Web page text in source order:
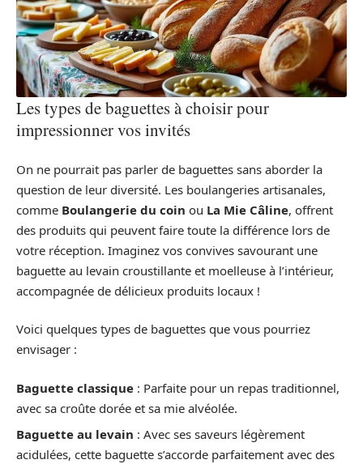
Les types de baguettes à choisir pour
impressionner vos invités
On ne pourrait pas parler de baguettes sans aborder la
question de leur diversité. Les boulangeries artisanales,
comme Boulangerie du coin ou La Mie Câline, offrent
des produits qui peuvent faire toute la différence lors de
votre réception. Imaginez vos convives savourant une
baguette au levain croustillante et moelleuse à l’intérieur,
accompagnée de délicieux produits locaux !
Voici quelques types de baguettes que vous pourriez
envisager :
Baguette classique : Parfaite pour un repas traditionnel,
avec sa croûte dorée et sa mie alvéolée.
Baguette au levain : Avec ses saveurs légèrement
acidulées, cette baguette s’accorde parfaitement avec des